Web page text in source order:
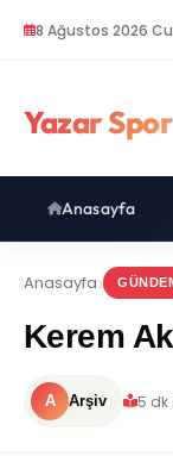
8 Ağustos 2026
Yazar Spor
Anasayfa
Anasayfa
Kerem
A Arşiv 5